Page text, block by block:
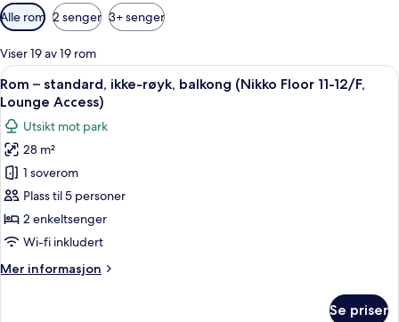
Tilgjengelige
filtre
for
rom
Alle rom 2 senger 3+ senger
Viser 19 av 19 rom
Åpne
alle
bildene
av
Rom
–
standard,
ikke-
røyk,
(Nikko
Rom – standard, ikke-røyk, balkong
14
Rom – standard, ikke-røyk, balkong (Nikko Floor 11-12/F,
Lounge Access)
Utsikt mot park
28 m²
1 soverom
Plass til 5 personer
2 enkeltsenger
Wi-fi inkludert
Mer informasjon
Mer
Se priser